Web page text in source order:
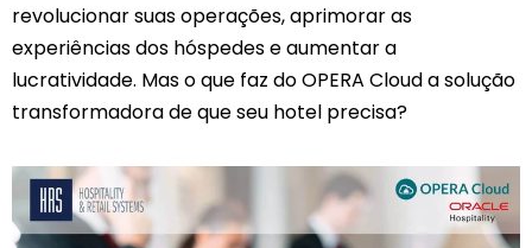
revolucionar suas operações, aprimorar as
experiências dos hóspedes e aumentar a
lucratividade. Mas o que faz do OPERA Cloud a solução
transformadora de que seu hotel precisa?